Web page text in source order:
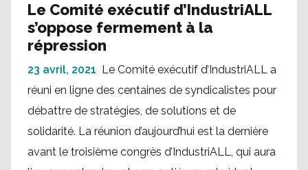
Le Comité exécutif d’IndustriALL
s’oppose fermement à la
répression
23 avril, 2021 Le Comité exécutif d’IndustriALL a
réuni en ligne des centaines de syndicalistes pour
débattre de stratégies, de solutions et de
solidarité. La réunion d’aujourd’hui est la dernière
avant le troisième congrès d’IndustriALL, qui aura